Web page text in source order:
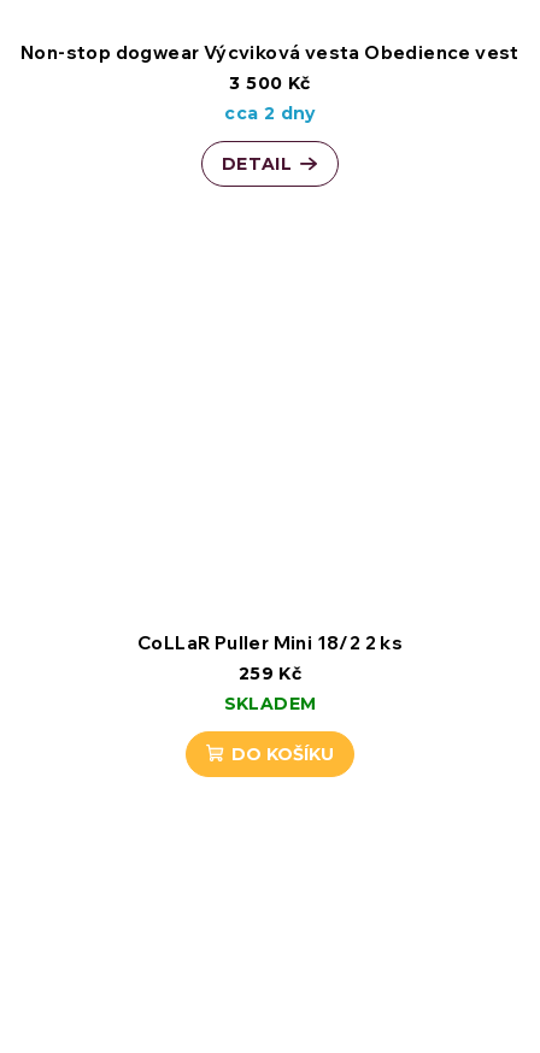
Non-stop dogwear Výcviková vesta Obedience vest
3 500 Kč
cca 2 dny
DETAIL
CoLLaR Puller Mini 18/2 2 ks
259 Kč
SKLADEM
DO KOŠÍKU